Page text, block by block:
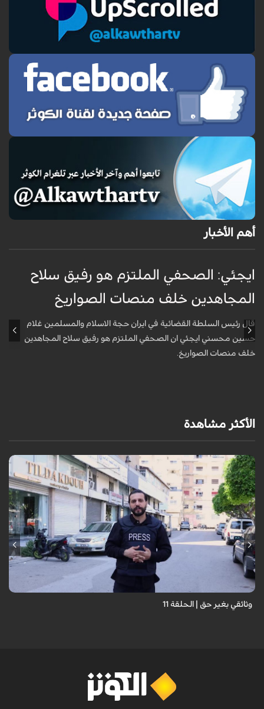
أهم الأخبار
ايجئي: الصحفي الملتزم هو رفيق سلاح
المجاهدين خلف منصات الصواريخ
قال رئيس السلطة القضائية في ايران حجة الاسلام والمسلمين غلام
حسين محسني ايجئي ان الصحفي الملتزم هو رفيق سلاح المجاهدين
خلف منصات الصواريخ.
الأكثر مشاهدة
وثائقي بغير حق | الحلقة 11